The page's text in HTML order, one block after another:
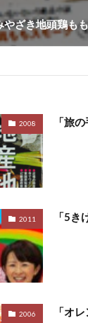
やざき地頭鶏も
2008 「旅
2011 「5き
2006 「オ